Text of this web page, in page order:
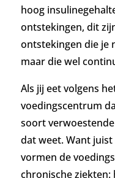
hoog
ontstekingen, dit
ontstekingen die je
maar die wel
Als jij eet volgens
voedingscentrum
soort
dat weet. Want
vormen de
chronische ziekten: